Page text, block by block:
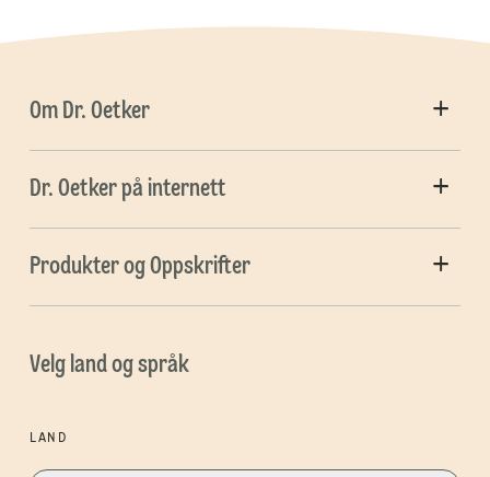
Om Dr. Oetker
Dr. Oetker på internett
Produkter og Oppskrifter
Velg land og språk
LAND